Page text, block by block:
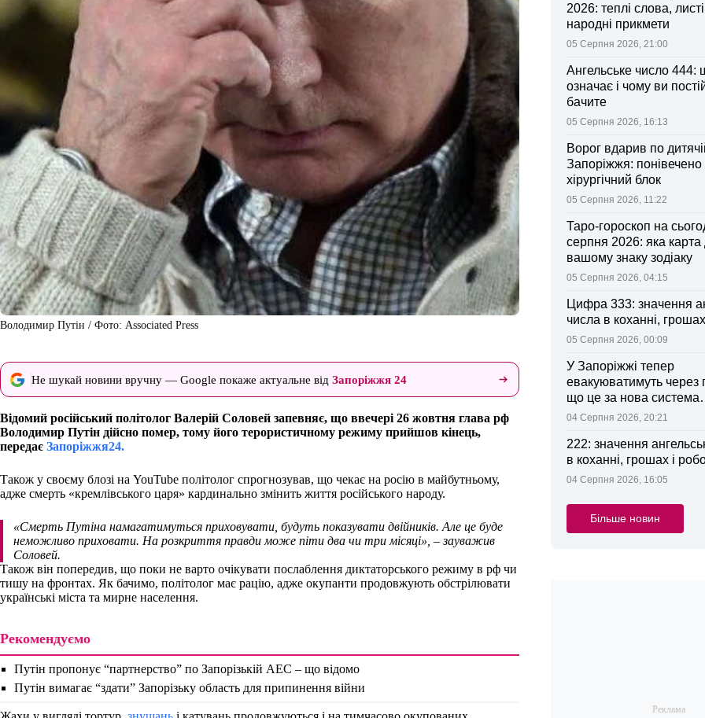
Володимир Путін / Фото: Associated Press
Не шукай новини вручну — Google покаже актуальне від Запоріжжя 24
Відомий російський політолог Валерій Соловей запевняє, що ввечері 26 жовтня глава рф
Володимир Путін дійсно помер, тому його терористичному режиму прийшов кінець,
передає Запоріжжя24.
Також у своєму блозі на YouTube політолог спрогнозував, що чекає на росію в майбутньому,
адже смерть «кремлівського царя» кардинально змінить життя російського народу.
«Смерть Путіна намагатимуться приховувати, будуть показувати двійників. Але це буде
неможливо приховати. На розкриття правди може піти два чи три місяці», – зауважив
Соловей.
Також він попередив, що поки не варто очікувати послаблення диктаторського режиму в рф чи
тишу на фронтах. Як бачимо, політолог має рацію, адже окупанти продовжують обстрілювати
українські міста та мирне населення.
Рекомендуємо
Путін пропонує “партнерство” по Запорізькій АЕС – що відомо
Путін вимагає “здати” Запорізьку область для припинення війни
2026: теплі слова,
народні прикмети
05 Серпня 2026, 21:00
Ангельське число 444:
означає і чому ви
бачите
05 Серпня 2026, 16:13
Ворог вдарив по
Запоріжжя: понівечено
хірургічний блок
05 Серпня 2026, 11:22
Таро-гороскоп на
серпня 2026: яка
вашому знаку зодіаку
05 Серпня 2026, 04:15
Цифра 333: значення
числа в коханні, грошах
05 Серпня 2026, 00:09
У Запоріжжі тепер
евакуюватимуть через
що це за нова система
оповіщення
04 Серпня 2026, 20:21
222: значення
в коханні, грошах і
04 Серпня 2026, 16:05
Більше новин